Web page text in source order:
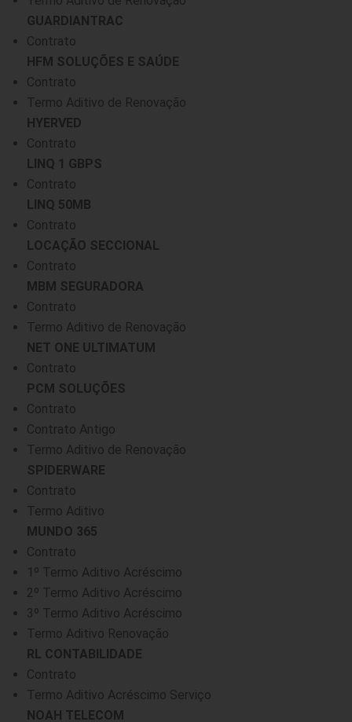
GUARDIANTRAC
Contrato
HFM SOLUÇÕES E SAÚDE
Contrato
Termo Aditivo de Renovação
HYERVED
Contrato
LINQ 1 GBPS
Contrato
LINQ 50MB
Contrato
LOCAÇÃO SECCIONAL
Contrato
MBM SEGURADORA
Contrato
Termo Aditivo de Renovação
NET ONE ULTIMATUM
Contrato
PCM SOLUÇÕES
Contrato
Contrato Antigo
Termo Aditivo de Renovação
SPIDERWARE
Contrato
Termo Aditivo
MUNDO 365
Contrato
1º Termo Aditivo Acréscimo
2º Termo Aditivo Acréscimo
3º Termo Aditivo Acréscimo
Termo Aditivo Renovação
RL CONTABILIDADE
Contrato
Termo Aditivo Acréscimo Serviço
NOAH TELECOM